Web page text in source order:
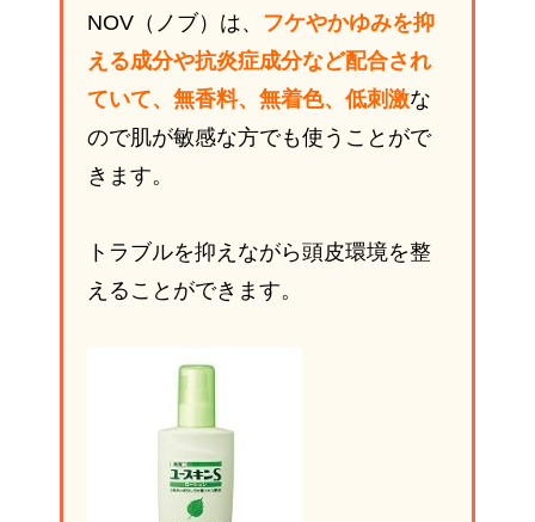
NOV（ノブ）は、 フケやかゆみを抑
える成分や抗炎症成分など配合され
ていて、無香料、無着色、低刺激な
ので肌が敏感な方でも使うことがで
きます。
トラブルを抑えながら頭皮環境を整
えることができます。